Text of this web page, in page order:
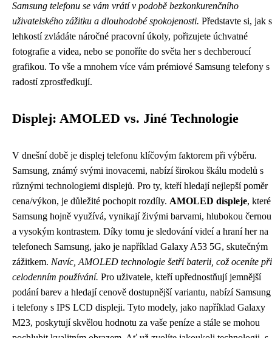
Samsung telefonu se vám vrátí v podobě bezkonkurenčního
uživatelského zážitku a dlouhodobé spokojenosti. Představte si, jak s
lehkostí zvládáte náročné pracovní úkoly, pořizujete úchvatné
fotografie a videa, nebo se ponoříte do světa her s dechberoucí
grafikou. To vše a mnohem více vám prémiové Samsung telefony s
radostí zprostředkují.
Displej: AMOLED vs. Jiné Technologie
V dnešní době je displej telefonu klíčovým faktorem při výběru.
Samsung, známý svými inovacemi, nabízí širokou škálu modelů s
různými technologiemi displejů. Pro ty, kteří hledají nejlepší poměr
cena/výkon, je důležité pochopit rozdíly. AMOLED displeje, které
Samsung hojně využívá, vynikají živými barvami, hlubokou černou
a vysokým kontrastem. Díky tomu je sledování videí a hraní her na
telefonech Samsung, jako je například Galaxy A53 5G, skutečným
zážitkem. Navíc, AMOLED technologie šetří baterii, což oceníte při
celodenním používání. Pro uživatele, kteří upřednostňují jemnější
podání barev a hledají cenově dostupnější variantu, nabízí Samsung
i telefony s IPS LCD displeji. Tyto modely, jako například Galaxy
M23, poskytují skvělou hodnotu za vaše peníze a stále se mohou